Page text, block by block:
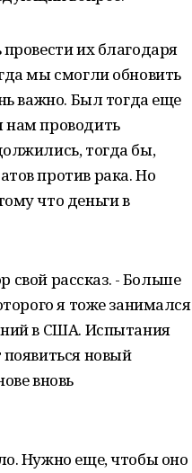
их благодаря
мы смогли обновить
важно. Был тогда еще
нам проводить
тогда бы,
против рака. Но
что деньги в
свой рассказ. - Больше
я тоже занимался
в США. Испытания
новый
вновь
Нужно еще, чтобы оно